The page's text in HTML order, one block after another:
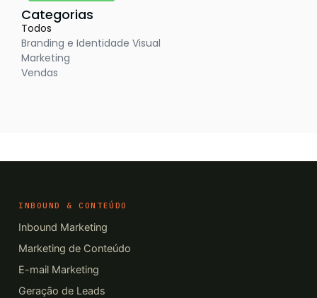
Categorias
Branding e Identidade Visual
Marketing
Vendas
Todos
INBOUND & CONTEÚDO
Inbound Marketing
Marketing de Conteúdo
E-mail Marketing
Geração de Leads